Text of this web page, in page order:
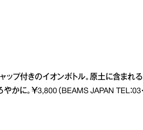
プ付きのイオンボトル。原土に含まれる
に。￥3,800（BEAMS JAPAN TEL：03